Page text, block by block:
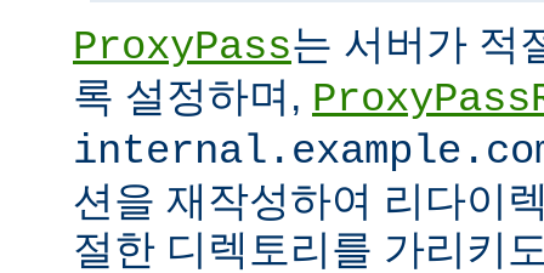
ProxyPass는 서버가 적
록 설정하며,
션을 재작성하여 리다이
절한 디렉토리를 가리키